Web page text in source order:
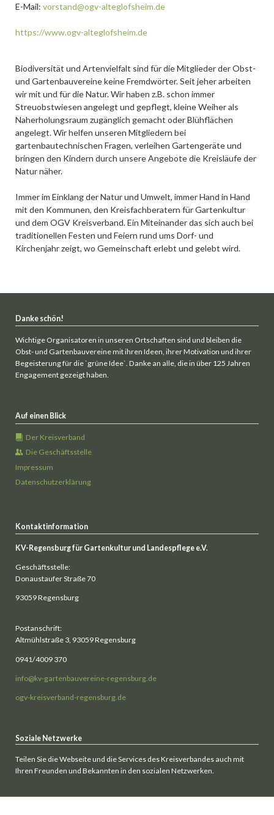
E-Mail: vorstand@ogv-alteglofsheim.de
https://www.ogv-alteglofsheim.de
Biodiversität und Artenvielfalt sind für die Mitglieder der Obst-
und Gartenbauvereine keine Fremdwörter. Seit jeher arbeiten
wir mit und für die Natur. Wir haben z.B. schon immer
Streuobstwiesen angelegt und gepflegt, kleine Weiher als
Naherholungsraum zugänglich gemacht oder Blühflächen
angelegt. Wir helfen unseren Mitgliedern bei
gartenbautechnischen Fragen, verleihen Gartengeräte und
bringen den Kindern durch unsere Angebote die Kreisläufe der
Natur näher.
Immer im Einklang der Natur und Umwelt, immer Hand in Hand
mit den Kommunen, den Kreisfachberatern für Gartenkultur
und dem OGV Kreisverband. Ein Miteinander das sich auch bei
traditionellen Festen und Feiern rund ums Dorf- und
Kirchenjahr zeigt, wo Gemeinschaft erlebt und gelebt wird.
Danke schön!
Wichtige Organisatoren in unseren Ortschaften sind und bleiben die
Obst- und Gartenbauvereine mit ihren Ideen, ihrer Motivation und ihrer
Begeisterung für die `grüne Idee`. Danke an alle, die in über 125 Jahren
Engagement gezeigt haben.
Auf einen Blick
Der Kreisverband
Die Geschäftsstelle
Impressum
Datenschutzerklärung
Kontaktinformation
KV-Regensburg für Gartenkultur und Landespflege e.V.
Geschäftsstelle:
Donaustaufer Straße 70
93059 Regensburg
Postanschrift:
Altmühlstraße 3, 93059 Regensburg
0941/4009 370
info@kv-gartenbauvereine-regensburg.de
ogv-kreisverband-regensburg.de
Soziale Netzwerke
Teilen Sie die Webseite und die Services des Kreisverbandes auch mit
Ihren Freunden und Bekannten in den sozialen Netzwerken.